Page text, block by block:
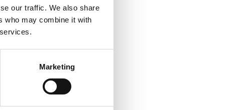
our traffic. We also share
who may combine it with
Marketing
fra